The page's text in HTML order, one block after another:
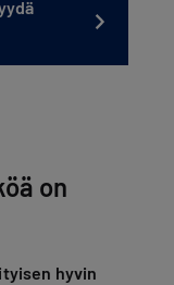
on
hyvin